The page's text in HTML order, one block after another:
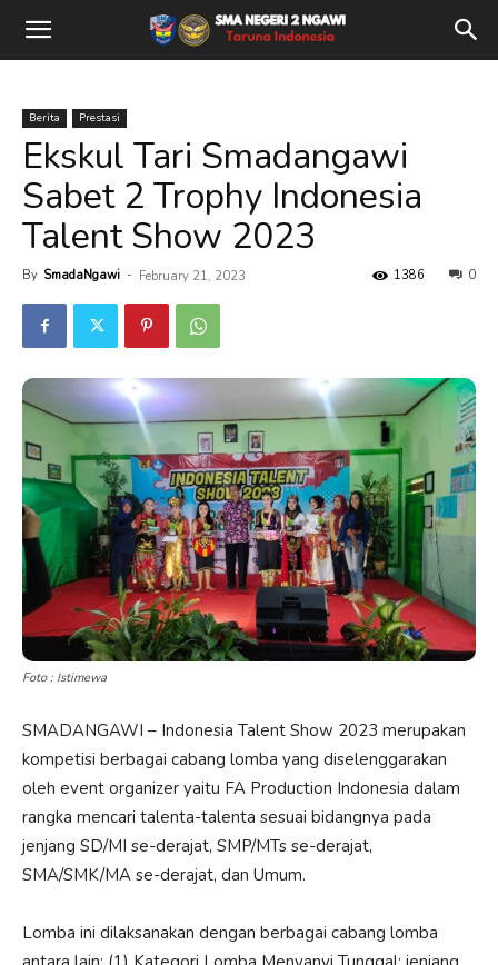
Berita Prestasi
Ekskul Tari Smadangawi
Sabet 2 Trophy Indonesia
Talent Show 2023
By SmadaNgawi - February 21, 2023 0
1386
Foto : Istimewa
SMADANGAWI – Indonesia Talent Show 2023 merupakan
kompetisi berbagai cabang lomba yang diselenggarakan
oleh event organizer yaitu FA Production Indonesia dalam
rangka mencari talenta-talenta sesuai bidangnya pada
jenjang SD/MI se-derajat, SMP/MTs se-derajat,
SMA/SMK/MA se-derajat, dan Umum.
Lomba ini dilaksanakan dengan berbagai cabang lomba